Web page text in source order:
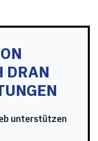
DRAN
unterstützen